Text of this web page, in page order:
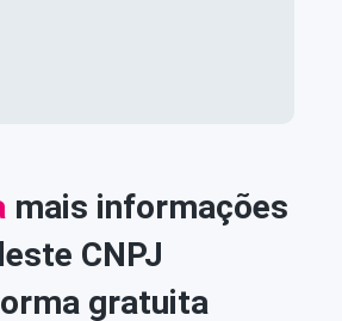
mais informações
CNPJ
gratuita